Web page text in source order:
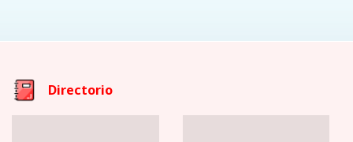
Directorio